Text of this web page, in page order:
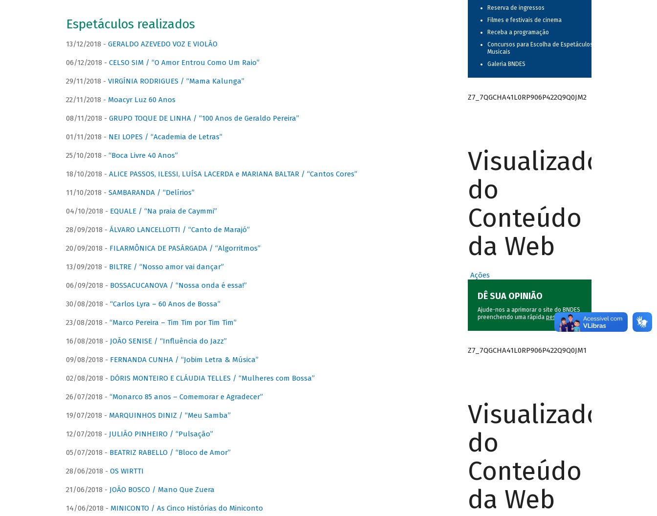
Espetáculos realizados
13/12/2018 - GERALDO AZEVEDO VOZ E VIOLÃO
06/12/2018 - CELSO SIM / “O Amor Entrou Como Um Raio”
29/11/2018 - VIRGÍNIA RODRIGUES / “Mama Kalunga”
22/11/2018 - Moacyr Luz 60 Anos
08/11/2018 - GRUPO TOQUE DE LINHA / “100 Anos de Geraldo Pereira”
01/11/2018 - NEI LOPES / “Academia de Letras”
25/10/2018 - “Boca Livre 40 Anos”
18/10/2018 - ALICE PASSOS, ILESSI, LUÍSA LACERDA e MARIANA BALTAR / “Cantos Cores”
11/10/2018 - SAMBARANDA / “Delírios”
04/10/2018 - EQUALE / “Na praia de Caymmi”
28/09/2018 - ÁLVARO LANCELLOTTI / “Canto de Marajó”
20/09/2018 - FILARMÔNICA DE PASÁRGADA / “Algorritmos”
13/09/2018 - BILTRE / “Nosso amor vai dançar”
06/09/2018 - BOSSACUCANOVA / “Nossa onda é essa!”
30/08/2018 - “Carlos Lyra – 60 Anos de Bossa”
23/08/2018 - “Marco Pereira – Tim Tim por Tim Tim”
16/08/2018 - JOÃO SENISE / “Influência do Jazz”
09/08/2018 - FERNANDA CUNHA / “Jobim Letra & Música”
02/08/2018 - DÓRIS MONTEIRO E CLÁUDIA TELLES / “Mulheres com Bossa”
26/07/2018 - “Monarco 85 anos – Comemorar e Agradecer”
19/07/2018 - MARQUINHOS DINIZ / “Meu Samba”
12/07/2018 - JULIÃO PINHEIRO / “Pulsação”
05/07/2018 - BEATRIZ RABELLO / “Bloco de Amor”
28/06/2018 - OS WIRTTI
21/06/2018 - JOÃO BOSCO / Mano Que Zuera
14/06/2018 - MINICONTO / As Cinco Histórias do Miniconto
Reserva de ingressos
Filmes e festivais de cinema
Receba a programação
Concursos para Escolha de Espetáculos
Musicais
Galeria BNDES
Z7_7QGCHA41L0RP906P422Q9Q0JM2
Visualizador
do
Conteúdo
da Web
Ações
DÊ SUA OPINIÃO
Ajude-nos a aprimorar o site do BNDES
preenchendo uma rápida pesquisa.
Z7_7QGCHA41L0RP906P422Q9Q0JM1
Visualizador
do
Conteúdo
da Web